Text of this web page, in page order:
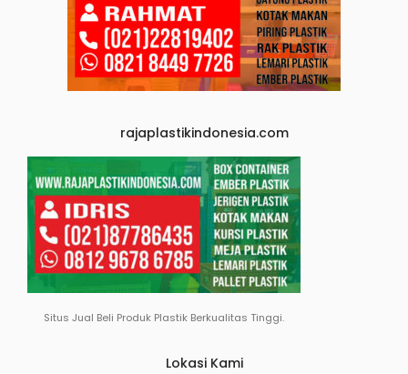
rajaplastikindonesia.com
Situs Jual Beli Produk Plastik Berkualitas Tinggi.
Lokasi Kami